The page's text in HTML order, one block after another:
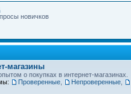
новичков
магазины
о покупках в интернет-магазинах.
Проверенные Непроверенные